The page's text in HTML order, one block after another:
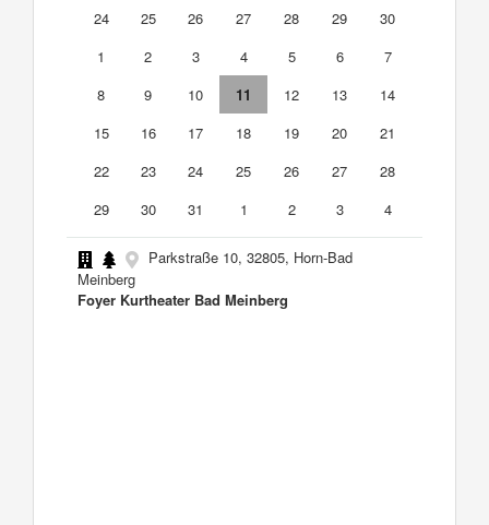
24
25 26 27 28 29
30
1
2 3 4 5 6
7
8
9 10 11 12 13
14
15
16 17 18 19 20
21
22
23 24 25 26 27
28
29
30 31 1 2 3 4
Parkstraße 10, 32805, Horn-Bad
Meinberg
Foyer Kurtheater Bad Meinberg